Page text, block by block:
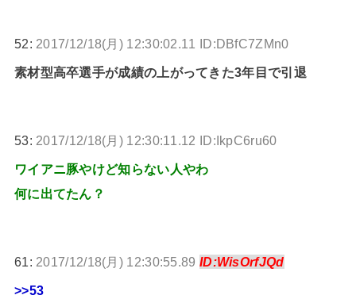
52: 2017/12/18(月) 12:30:02.11 ID:DBfC7ZMn0
素材型高卒選手が成績の上がってきた3年目で引退
53: 2017/12/18(月) 12:30:11.12 ID:IkpC6ru60
ワイアニ豚やけど知らない人やわ
何に出てたん？
61: 2017/12/18(月) 12:30:55.89 ID:WisOrfJQd
>>53